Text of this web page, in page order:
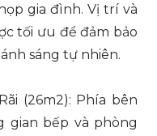
gia đình. Vị trí và
tối ưu để đảm bảo
sáng tự nhiên.
(26m2): Phía bên
gian bếp và phòng